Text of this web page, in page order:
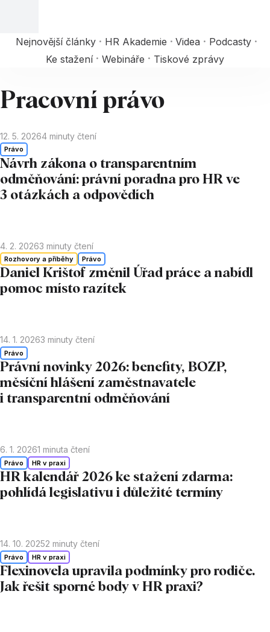
Nejnovější články HR Akademie Videa
Podcasty
Ke stažení
Webináře Tiskové zprávy
Pracovní právo
12. 5. 20264 minuty čtení
Právo
Návrh zákona o transparentním
odměňování: právní poradna pro HR ve
3 otázkách a odpovědích
4. 2. 20263 minuty čtení
Rozhovory a příběhy Právo
Daniel Krištof změnil Úřad práce a nabídl
pomoc místo razítek
14. 1. 20263 minuty čtení
Právo
Právní novinky 2026: benefity, BOZP,
měsíční hlášení zaměstnavatele
i transparentní odměňování
6. 1. 20261 minuta čtení
Právo HR v praxi
HR kalendář 2026 ke stažení zdarma:
pohlídá legislativu i důležité termíny
14. 10. 20252 minuty čtení
Právo HR v praxi
Flexinovela upravila podmínky pro rodiče.
Jak řešit sporné body v HR praxi?